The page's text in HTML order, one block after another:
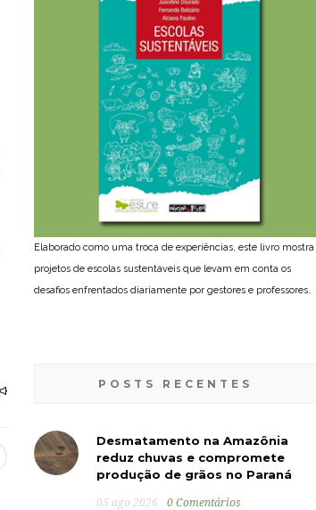
Elaborado como uma troca de experiências, este livro mostra
projetos de escolas sustentáveis que levam em conta os
desafios enfrentados diariamente por gestores e professores.
POSTS RECENTES
Desmatamento na Amazônia
reduz chuvas e compromete
produção de grãos no Paraná
05 ago 2026 0 Comentários